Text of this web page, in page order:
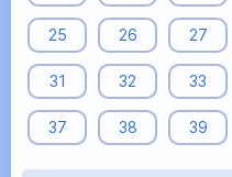
25 26 27
31 32 33
37 38 39